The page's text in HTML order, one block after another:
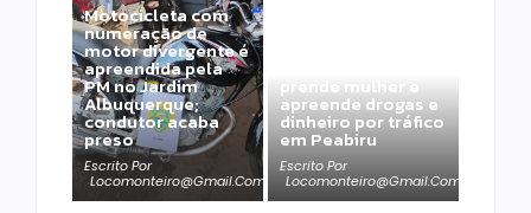
Motocicleta com
numeração de
motor divergente é
apreendida pela
PM no Jardim
Albuquerque;
condutor acaba
preso
Escrito Por
Locomonteiro@gmail.com
prende mulher e
apreende drogas e
dinheiro por tráfico
em Peabiru
Escrito Por
Locomonteiro@gmail.com